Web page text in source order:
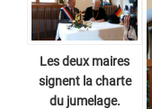
Les deux maires
signent la charte
du jumelage.